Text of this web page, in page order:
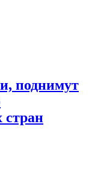
поднимут
стран